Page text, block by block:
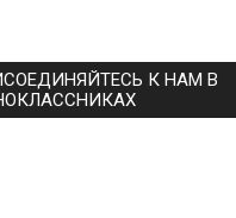
К НАМ В